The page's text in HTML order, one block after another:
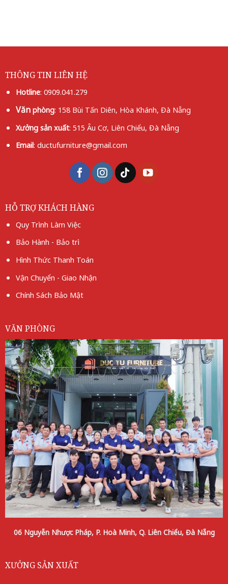
THÔNG TIN LIÊN HỆ
Hotline: 0909.041.279
Vănphòng: 158 Bùi Tấn Diên, Hòa Khánh, Đà Nẵng
Xưởng sản xuất: 515 Âu Cơ, Liên Chiểu, Đà Nẵng
Email: ductufurniture@gmail.com
HỖ TRỢ KHÁCH HÀNG
Quy Trình Làm Việc
Bảo Hành - Bảo trì
Hình Thức Thanh Toán
Vận Chuyển - Giao Nhận
Chính Sách Bảo Mật
VĂN PHÒNG
06 Nguyễn Nhược Pháp, P. Hoà Minh, Q. Liên Chiểu, Đà Nẵng
XƯỞNG SẢN XUẤT